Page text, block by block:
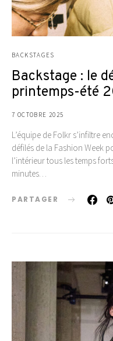
BACKSTAGES
Backstage : le
printemps-été
7 OCTOBRE 2025
L’équipe de Folkr s’infiltre
défilés de la Fashion Week
l’intérieur tous les temps
minutes…
PARTAGER